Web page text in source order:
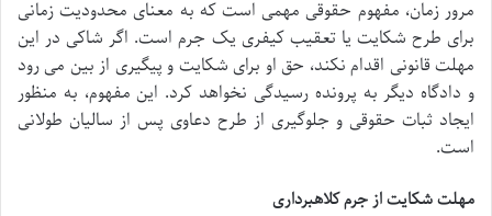
مرور زمان، مفهوم حقوقی مهمی است که به معنای محدودیت زمانی
برای طرح شکایت یا تعقیب کیفری یک جرم است. اگر شاکی در این
مهلت قانونی اقدام نکند، حق او برای شکایت و پیگیری از بین می رود
و دادگاه دیگر به پرونده رسیدگی نخواهد کرد. این مفهوم، به منظور
ایجاد ثبات حقوقی و جلوگیری از طرح دعاوی پس از سالیان طولانی
است.
مهلت شکایت از جرم کلاهبرداری